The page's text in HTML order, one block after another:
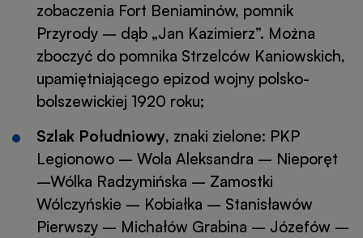
zobaczenia Fort Beniaminów, pomnik
Przyrody – dąb „Jan Kazimierz”. Można
zboczyć do pomnika Strzelców Kaniowskich,
upamiętniającego epizod wojny polsko-
bolszewickiej 1920 roku;
Szlak Południowy, znaki zielone: PKP
Legionowo – Wola Aleksandra – Nieporęt
–Wólka Radzymińska – Zamostki
Wólczyńskie – Kobiałka – Stanisławów
Pierwszy – Michałów Grabina – Józefów –